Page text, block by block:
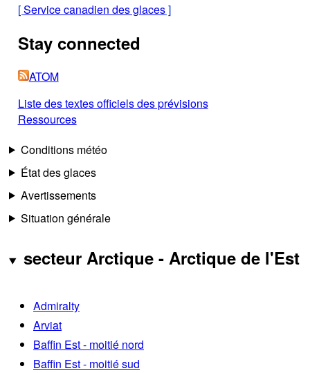
[Service canadien des glaces]
Stay connected
ATOM
Liste des textes officiels des prévisions
Ressources
Conditions météo
État des glaces
Avertissements
Situation générale
secteur Arctique - Arctique de l'Est
Admiralty
Arviat
Baffin Est - moitié nord
Baffin Est - moitié sud